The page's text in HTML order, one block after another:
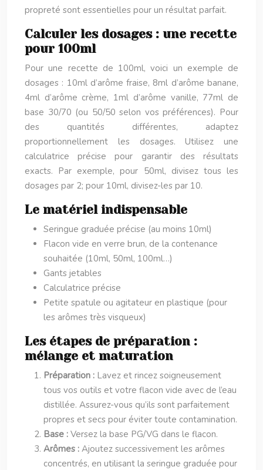
propreté sont essentielles pour un résultat parfait.
Calculer les dosages : une recette
pour 100ml
Pour une recette de 100ml, voici un exemple de
dosages : 10ml d’arôme fraise, 8ml d’arôme banane,
4ml d’arôme crème, 1ml d’arôme vanille, 77ml de
base 30/70 (ou 50/50 selon vos préférences). Pour
des quantités différentes, adaptez
proportionnellement les dosages. Utilisez une
calculatrice précise pour garantir des résultats
exacts. Par exemple, pour 50ml, divisez tous les
dosages par 2; pour 10ml, divisez-les par 10.
Le matériel indispensable
Seringue graduée précise (au moins 10ml)
Flacon vide en verre brun, de la contenance
souhaitée (10ml, 50ml, 100ml…)
Gants jetables
Calculatrice précise
Petite spatule ou agitateur en plastique (pour
les arômes très visqueux)
Les étapes de préparation :
mélange et maturation
Préparation : Lavez et rincez soigneusement
tous vos outils et votre flacon vide avec de l’eau
distillée. Assurez-vous qu’ils sont parfaitement
propres et secs pour éviter toute contamination.
Base : Versez la base PG/VG dans le flacon.
Arômes : Ajoutez successivement les arômes
concentrés, en utilisant la seringue graduée pour